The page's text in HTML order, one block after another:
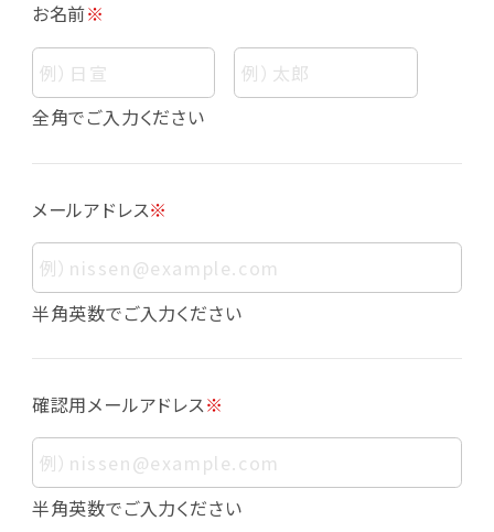
個人情報
個人情報とは、お客様個人に関する情報であっ
て、当該情報を構成する氏名、住所、電話番号、
す。また、その情報のみでは識別できない場合で
も、他の情報と容易に照合することで、結果的に
お客様個人を識別できるものも個人情報に含ま
れます。
個人情報の利用目的について
下の通りであり、これらの目的達成の範囲を超
えてお客様の個人情報を利用することはありま
せん。
・会員登録者の個人認証
・会員ポイントプログラムの運営
お名前※
全角でご入力ください
メールアドレス※
半角英数でご入力ください
確認用メールアドレス※
半角英数でご入力ください